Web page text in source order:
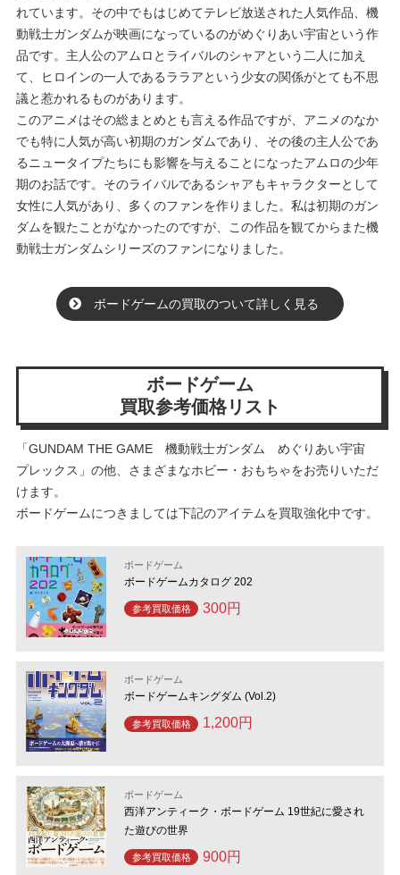
れています。その中でもはじめてテレビ放送された人気作品、機
動戦士ガンダムが映画になっているのがめぐりあい宇宙という作
品です。主人公のアムロとライバルのシャアという二人に加え
て、ヒロインの一人であるララアという少女の関係がとても不思
議と惹かれるものがあります。
このアニメはその総まとめとも言える作品ですが、アニメのなか
でも特に人気が高い初期のガンダムであり、その後の主人公であ
るニュータイプたちにも影響を与えることになったアムロの少年
期のお話です。そのライバルであるシャアもキャラクターとして
女性に人気があり、多くのファンを作りました。私は初期のガン
ダムを観たことがなかったのですが、この作品を観てからまた機
動戦士ガンダムシリーズのファンになりました。
ボードゲームの買取のついて詳しく見る
ボードゲーム
買取参考価格リスト
「GUNDAM THE GAME 機動戦士ガンダム めぐりあい宇宙
プレックス」の他、さまざまなホビー・おもちゃをお売りいただ
けます。
ボードゲームにつきましては下記のアイテムを買取強化中です。
ボードゲーム
ボードゲームカタログ 202
参考買取価格 300円
ボードゲーム
ボードゲームキングダム (Vol.2)
参考買取価格 1,200円
ボードゲーム
西洋アンティーク・ボードゲーム 19世紀に愛され
た遊びの世界
参考買取価格 900円